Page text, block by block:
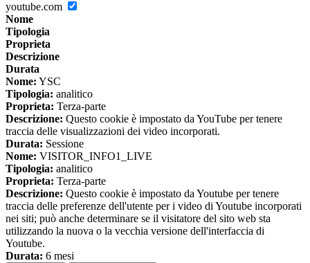
youtube.com
Nome
Tipologia
Proprieta
Descrizione
Durata
Nome: YSC
Tipologia: analitico
Proprieta: Terza-parte
Descrizione: Questo cookie è impostato da YouTube per tenere
traccia delle visualizzazioni dei video incorporati.
Durata: Sessione
Nome: VISITOR_INFO1_LIVE
Tipologia: analitico
Proprieta: Terza-parte
Descrizione: Questo cookie è impostato da Youtube per tenere
traccia delle preferenze dell'utente per i video di Youtube incorporati
nei siti; può anche determinare se il visitatore del sito web sta
utilizzando la nuova o la vecchia versione dell'interfaccia di
Youtube.
Durata: 6 mesi